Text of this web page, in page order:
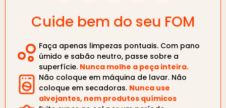
Cuide bem do seu FOM
Faça apenas limpezas pontuais. Com pano
úmido e sabão neutro, passe sobre a
superfície. Nunca molhe a peça inteira.
Não coloque em máquina de lavar. Não
coloque em secadoras. Nunca use
alvejantes, nem produtos químicos